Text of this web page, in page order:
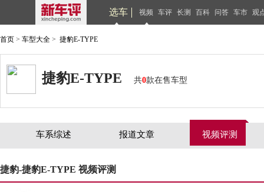
选车 视频 车评 长测 百科 问答 车市 观
首页 > 车型大全 > 捷豹E-TYPE
捷豹E-TYPE 共0款在售车型
车系综述 报道文章 视频评测
捷豹-捷豹E-TYPE 视频评测